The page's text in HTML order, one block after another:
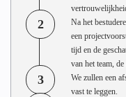
2
Na het
een
tijd en de
van het team,
3
We zullen een
vast te leggen.